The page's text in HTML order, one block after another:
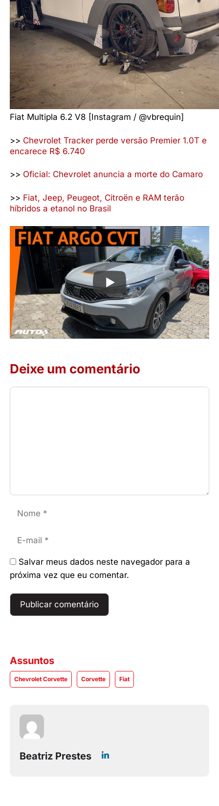
Fiat Multipla 6.2 V8 [Instagram / @vbrequin]
>> Chevrolet Tracker perde versão Premier 1.0T e
encarece R$ 6.740
>> Oficial: Chevrolet anuncia a morte do Camaro
>> Fiat, Jeep, Peugeot, Citroën e RAM terão
híbridos a etanol no Brasil
Deixe um comentário
Comentário
Nome
E-
mail
Salvar meus dados neste navegador para a
próxima vez que eu comentar.
Assuntos
Chevrolet Corvette Corvette Fiat
Beatriz Prestes